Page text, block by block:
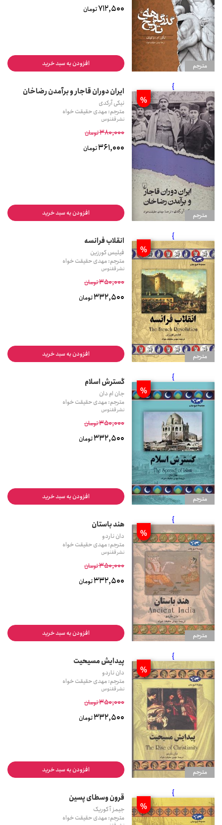
مترجم
712,500تومان
افزودن به سبد خرید
مترجم
}
%
ایران دوران قاجار و برآمدن رضاخان
نیکی آرکدی
مترجم: مهدی حقیقت خواه
نشر ققنوس
380,000تومان
361,000تومان
افزودن به سبد خرید
مترجم
}
%
انقلاب فرانسه
فیلیس کورزین
مترجم: مهدی حقیقت خواه
نشر ققنوس
350,000تومان
332,500تومان
افزودن به سبد خرید
مترجم
}
%
گسترش اسلام
جان ام دان
مترجم: مهدی حقیقت خواه
نشر ققنوس
350,000تومان
332,500تومان
افزودن به سبد خرید
مترجم
}
%
هند باستان
دان ناردو
مترجم: مهدی حقیقت خواه
نشر ققنوس
350,000تومان
332,500تومان
افزودن به سبد خرید
مترجم
}
%
پیدایش مسیحیت
دان ناردو
مترجم: مهدی حقیقت خواه
نشر ققنوس
350,000تومان
332,500تومان
افزودن به سبد خرید
}
%
قرون وسطای پسین
جیمز آ کوریک
مترجم: مهدی حقیقت خواه